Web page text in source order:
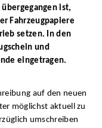
ist,
Fahrzeugpapiere
setzen. In den
und
eingetragen.
auf den neuen
möglichst aktuell zu
umschreiben